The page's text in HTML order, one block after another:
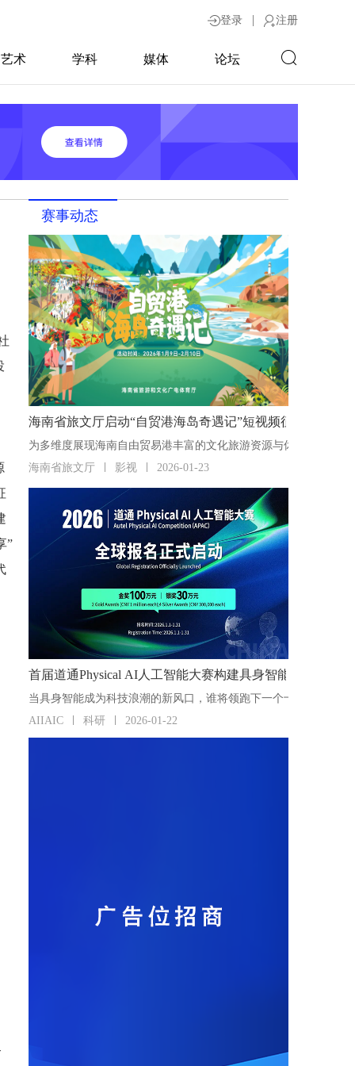
登录 | 注册
艺术 学科 媒体 论坛
”
赛事动态
海南省旅文厅启动“自贸港海岛奇遇记”短视频征集活动
海南省旅文厅 影视 2026-01-23
首届道通Physical AI人工智能大赛构建具身智能“人才朋友
AIIAIC 科研 2026-01-22